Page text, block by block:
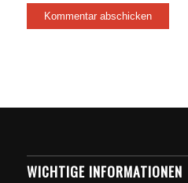
WICHTIGE INFORMATIONEN